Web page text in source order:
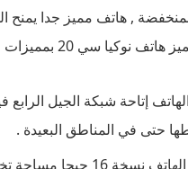
, هاتف مميز جدا يمنح
سي 20 بمميزات عديدة منها .
حتى في المناطق البعيدة .
جيجا رام و اخري 32 جيجا/ 2 جيجا رام